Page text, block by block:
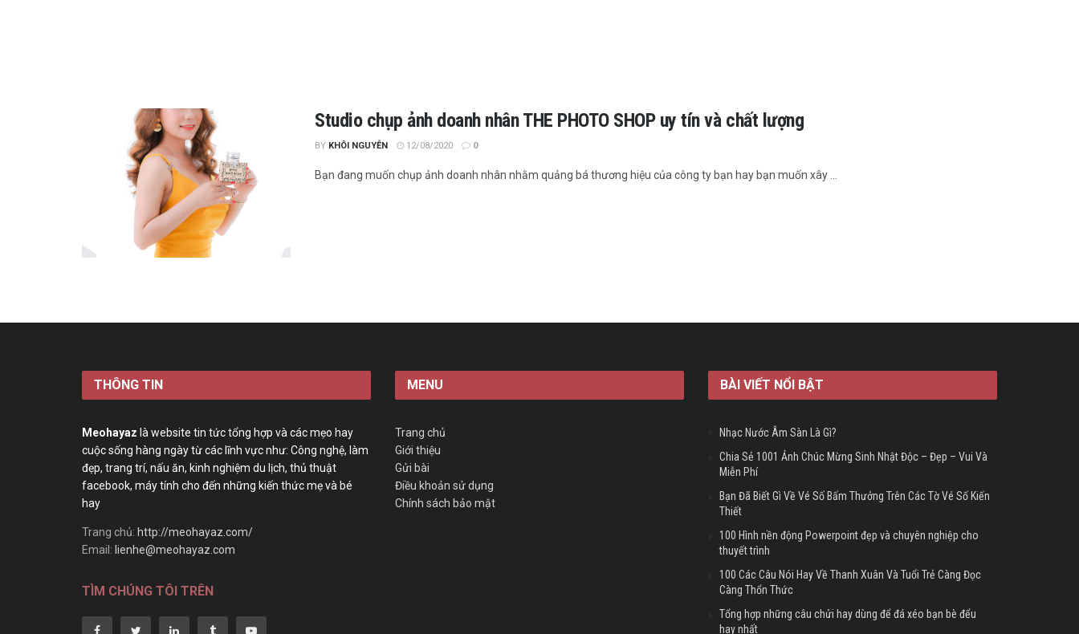
Studio chụp ảnh doanh nhân THE PHOTO SHOP uy tín và chất lượng
BY KHÔI NGUYỄN 12/08/2020 0
Bạn đang muốn chụp ảnh doanh nhân nhằm quảng bá thương hiệu của công ty bạn hay bạn muốn xây ...
THÔNG TIN
Meohayaz là website tin tức tổng hợp và các mẹo hay
cuộc sống hàng ngày từ các lĩnh vực như: Công nghệ, làm
đẹp, trang trí, nấu ăn, kinh nghiệm du lịch, thủ thuật
facebook, máy tính cho đến những kiến thức mẹ và bé
hay
Trang chủ: http://meohayaz.com/
Email: lienhe@meohayaz.com
TÌM CHÚNG TÔI TRÊN
MENU
Trang chủ
Giới thiệu
Gửi bài
Điều khoản sử dụng
Chính sách bảo mật
BÀI VIẾT NỔI BẬT
Nhạc Nước Âm Sàn Là Gì?
Chia Sẻ 1001 Ảnh Chúc Mừng Sinh Nhật Độc – Đẹp – Vui Và
Miễn Phí
Bạn Đã Biết Gì Về Vé Số Bấm Thưởng Trên Các Tờ Vé Số Kiến
Thiết
100 Hình nền động Powerpoint đẹp và chuyên nghiệp cho
thuyết trình
100 Các Câu Nói Hay Về Thanh Xuân Và Tuổi Trẻ Càng Đọc
Càng Thổn Thức
Tổng hợp những câu chửi hay dùng để đá xéo bạn bè đểu
hay nhất